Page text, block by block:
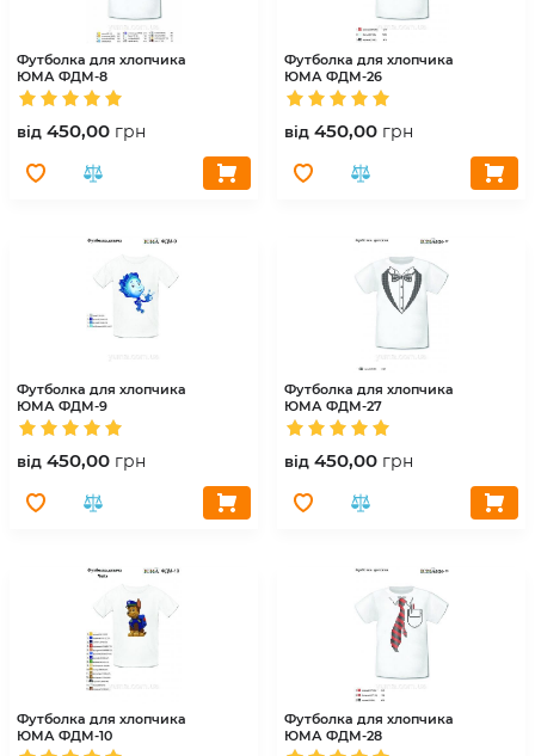
Футболка для хлопчика
ЮМА ФДМ-8
вiд 450,00 грн
Футболка для хлопчика
ЮМА ФДМ-26
вiд 450,00 грн
Футболка для хлопчика
ЮМА ФДМ-9
вiд 450,00 грн
Футболка для хлопчика
ЮМА ФДМ-27
вiд 450,00 грн
Футболка для хлопчика
ЮМА ФДМ-10
Футболка для хлопчика
ЮМА ФДМ-28